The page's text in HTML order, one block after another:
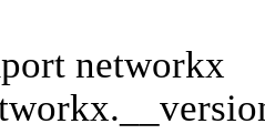
networkx